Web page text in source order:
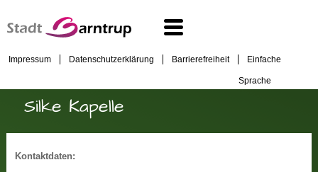
Impressum Datenschutzerklärung Barrierefreiheit Einfache
Sprache
Silke Kapelle
Kontaktdaten: